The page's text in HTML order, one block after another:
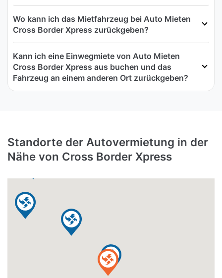
Wo kann ich das Mietfahrzeug bei Auto Mieten
Cross Border Xpress zurückgeben?
Kann ich eine Einwegmiete von Auto Mieten
Cross Border Xpress aus buchen und das
Fahrzeug an einem anderen Ort zurückgeben?
Standorte der Autovermietung in der
Nähe von Cross Border Xpress